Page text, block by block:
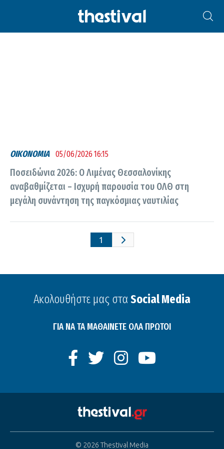
ΠΟΣΕΙΔΏΝΙΑ 2026
ΟΙΚΟΝΟΜΙΑ 05/06/2026 16:15
Ποσειδώνια 2026: Ο Λιμένας Θεσσαλονίκης
αναβαθμίζεται – Ισχυρή παρουσία του ΟΛΘ στη
μεγάλη συνάντηση της παγκόσμιας ναυτιλίας
1
Ακολουθήστε μας στα Social Media
ΓΙΑ ΝΑ ΤΑ ΜΑΘΑΙΝΕΤΕ ΟΛΑ ΠΡΩΤΟΙ
© 2026 Thestival Media